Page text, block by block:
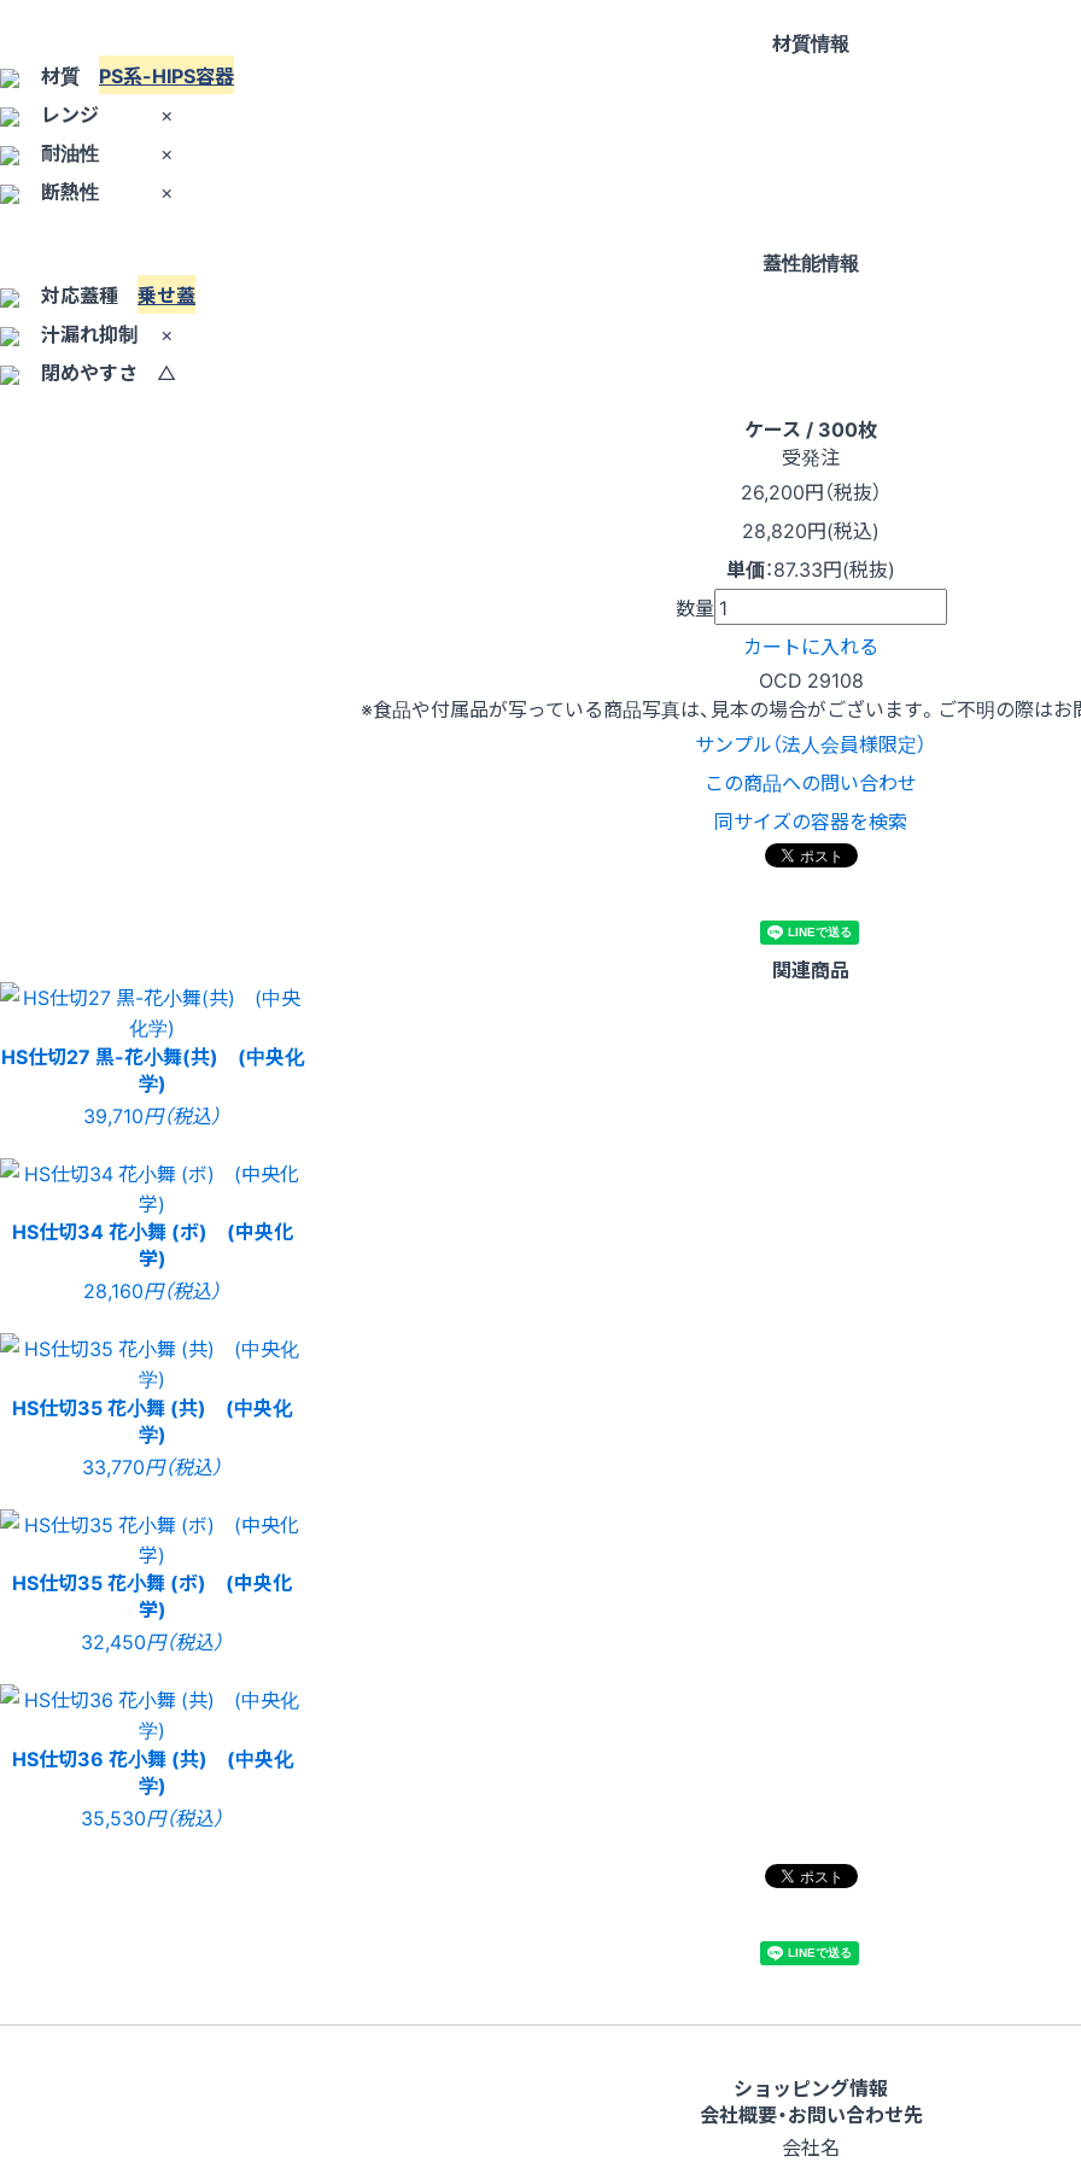
材質情報
材質 PS系-HIPS容器
レンジ
×
耐油性
×
断熱性
×
蓋性能情報
対応蓋種 乗せ蓋
汁漏れ抑制
×
閉めやすさ
△
ケース / 300枚
受発注
26,200円（税抜）
28,820円(税込)
単価：87.33円(税抜)
数量
カートに入れる
OCD 29108
※食品や付属品が写っている商品写真は、見本の場合がございます。ご不明の際はお
サンプル（法人会員様限定）
この商品への問い合わせ
同サイズの容器を検索
関連商品
HS仕切27 黒-花小舞(共) (中央化
学)
39,710円（税込）
HS仕切34 花小舞 (ボ) (中央化
学)
28,160円（税込）
HS仕切35 花小舞 (共) (中央化
学)
33,770円（税込）
HS仕切35 花小舞 (ボ) (中央化
学)
32,450円（税込）
HS仕切36 花小舞 (共) (中央化
学)
35,530円（税込）
ショッピング情報
会社概要・お問い合わせ先
会社名